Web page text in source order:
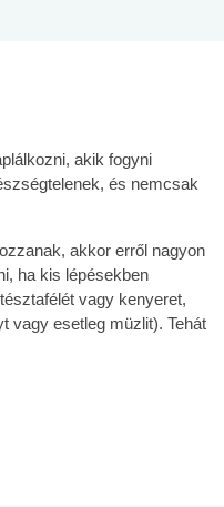
akik fogyni
és nemcsak
akkor erről nagyon
ha kis lépésekben
vagy kenyeret,
vagy esetleg müzlit). Tehát